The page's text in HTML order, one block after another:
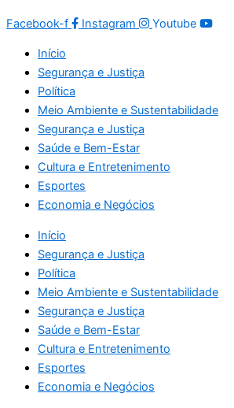
Facebook-f Instagram Youtube
Início
Segurança e Justiça
Política
Meio Ambiente e Sustentabilidade
Segurança e Justiça
Saúde e Bem-Estar
Cultura e Entretenimento
Esportes
Economia e Negócios
Início
Segurança e Justiça
Política
Meio Ambiente e Sustentabilidade
Segurança e Justiça
Saúde e Bem-Estar
Cultura e Entretenimento
Esportes
Economia e Negócios